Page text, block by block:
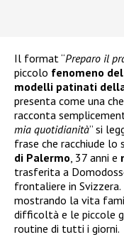
Il format “Preparo il
piccolo fenomeno
modelli patinati
presenta come una
racconta
mia quotidianità” si
frase che racchiude lo
di Palermo, 37 anni e
trasferita a
frontaliere in Svizzera.
mostrando la vita
difficoltà e le piccole
routine di tutti i giorni.